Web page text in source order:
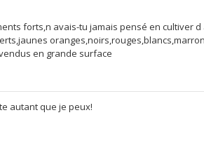
forts,n avais-tu jamais pensé en cultiver
en grande surface
autant que je peux!